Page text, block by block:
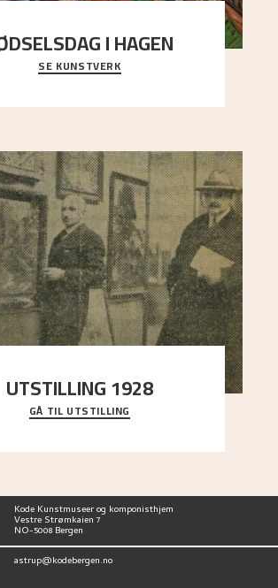
I HAGEN
mennesker er samlet under de store
trekronene i prestegårdshagen...
SE KUNSTVERK
UTSTILLING 1928
døydde i 1928, tok vennene Moritz
og Simon Thorbjørnsen initiativ til å
GÅ TIL UTSTILLING
Kode Kunstmuseer og komponisthjem
Vestre Strømkaien 7
NO-5008 Bergen
astrup@kodebergen.no